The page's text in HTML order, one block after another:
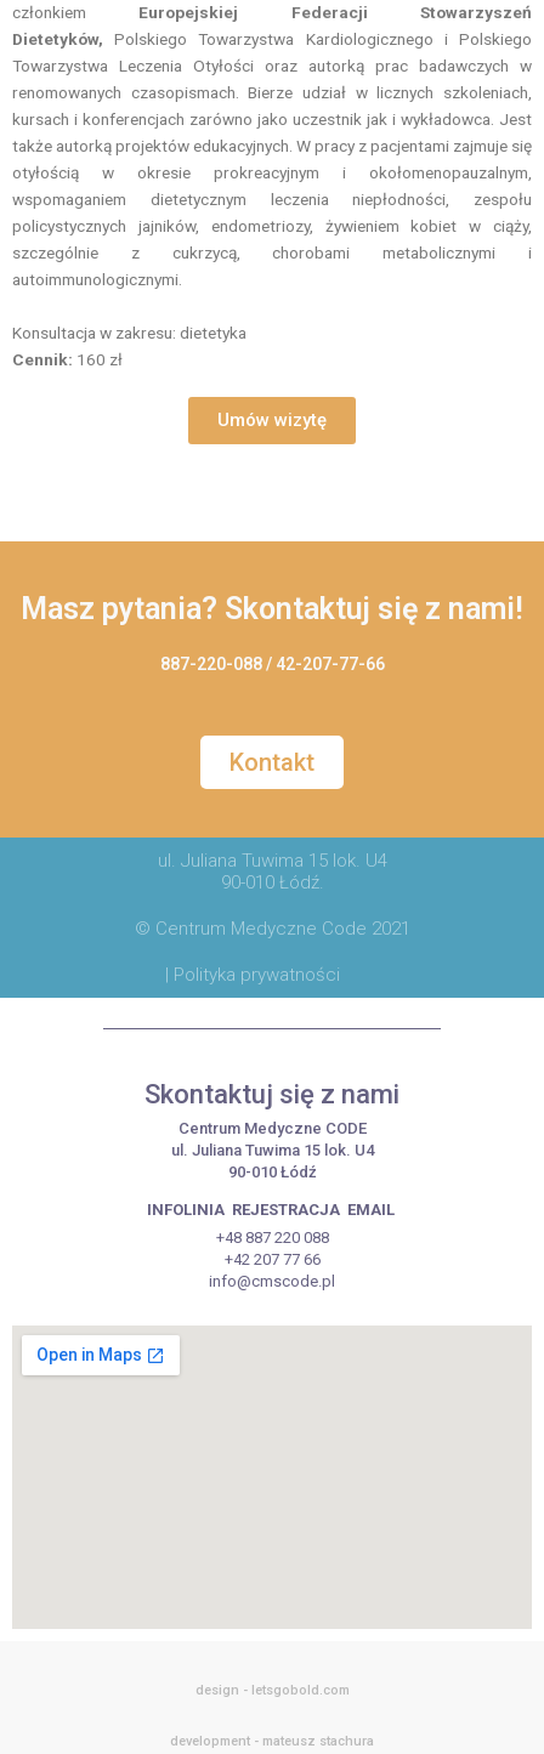
członkiem Europejskiej Federacji Stowarzyszeń
Dietetyków, Polskiego Towarzystwa Kardiologicznego i Polskiego
Towarzystwa Leczenia Otyłości oraz autorką prac badawczych w
renomowanych czasopismach. Bierze udział w licznych szkoleniach,
kursach i konferencjach zarówno jako uczestnik jak i wykładowca. Jest
także autorką projektów edukacyjnych. W pracy z pacjentami zajmuje się
otyłością w okresie prokreacyjnym i okołomenopauzalnym,
wspomaganiem dietetycznym leczenia niepłodności, zespołu
policystycznych jajników, endometriozy, żywieniem kobiet w ciąży,
szczególnie z cukrzycą, chorobami metabolicznymi i
autoimmunologicznymi.
Konsultacja w zakresu: dietetyka
Cennik: 160 zł
Umów wizytę
Masz pytania? Skontaktuj się z nami!
887-220-088 / 42-207-77-66
Kontakt
ul. Juliana Tuwima 15 lok. U4
90-010 Łódź.
© Centrum Medyczne Code 2021
| Polityka prywatności
Skontaktuj się z nami
Centrum Medyczne CODE
ul. Juliana Tuwima 15 lok. U4
90-010 Łódź
INFOLINIA REJESTRACJA EMAIL
+48 887 220 088
+42 207 77 66
info@cmscode.pl
design - letsgobold.com
development - mateusz stachura